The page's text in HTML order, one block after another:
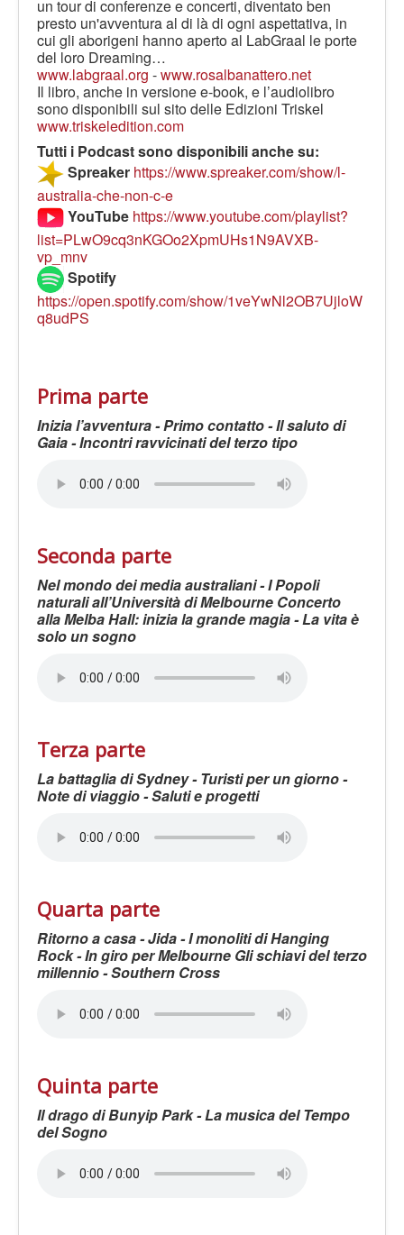
un tour di conferenze e concerti, diventato ben
presto un'avventura al di là di ogni aspettativa, in
cui gli aborigeni hanno aperto al LabGraal le porte
del loro Dreaming…
www.labgraal.org -www.rosalbanattero.net
Il libro, anche in versione e-book, e l’audiolibro
sono disponibili sul sito delle Edizioni Triskel
www.triskeledition.com
Tutti i Podcast sono disponibili anche su:
Spreaker https://www.spreaker.com/show/l-
australia-che-non-c-e
YouTube https://www.youtube.com/playlist?
list=PLwO9cq3nKGOo2XpmUHs1N9AVXB-
vp_mnv
Spotify
https://open.spotify.com/show/1veYwNl2OB7UjloW
q8udPS
Prima parte
Inizia l’avventura - Primo contatto - Il saluto di
Gaia - Incontri ravvicinati del terzo tipo
Seconda parte
Nel mondo dei media australiani - I Popoli
naturali all’Università di Melbourne Concerto
alla Melba Hall: inizia la grande magia - La vita è
solo un sogno
Terza parte
La battaglia di Sydney - Turisti per un giorno -
Note di viaggio - Saluti e progetti
Quarta parte
Ritorno a casa - Jida - I monoliti di Hanging
Rock - In giro per Melbourne Gli schiavi del terzo
millennio - Southern Cross
Quinta parte
Il drago di Bunyip Park - La musica del Tempo
del Sogno